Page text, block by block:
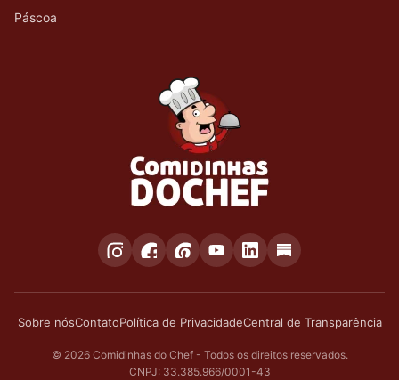
Páscoa
Sobre nósContatoPolítica de PrivacidadeCentral de Transparência
© 2026 Comidinhas do Chef- Todos os direitos reservados.
CNPJ: 33.385.966/0001-43